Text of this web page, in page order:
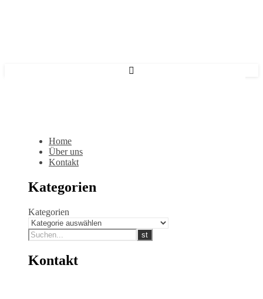
Home
Über uns
Kontakt
Kategorien
Kategorien
Kontakt